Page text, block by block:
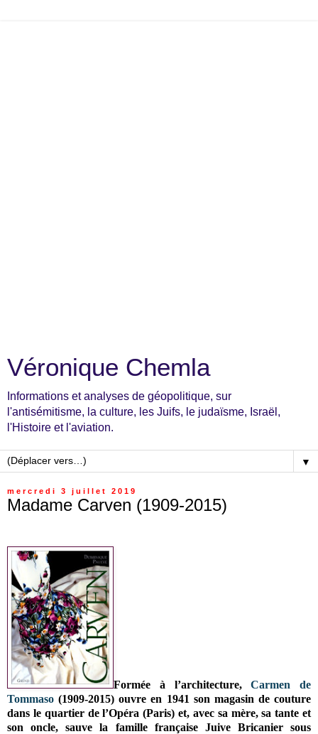
Véronique Chemla
Informations et analyses de géopolitique, sur
l'antisémitisme, la culture, les Juifs, le judaïsme, Israël,
l'Histoire et l'aviation.
▼
mercredi 3 juillet 2019
Madame Carven (1909-2015)
Formée à l’architecture,Carmen de
Tommaso (1909-2015) ouvre en 1941 son magasin de couture
dans le quartier de l’Opéra (Paris) et, avec sa mère, sa tante et
son oncle, sauve la famille française Juive Bricanier sous